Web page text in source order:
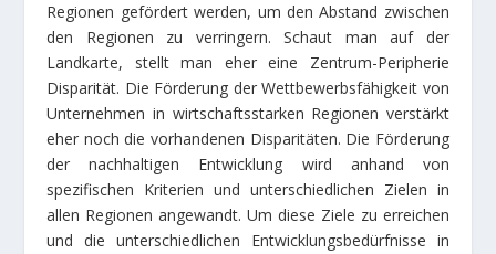
Regionen gefördert werden, um den Abstand zwischen
den Regionen zu verringern. Schaut man auf der
Landkarte, stellt man eher eine Zentrum-Peripherie
Disparität. Die Förderung der Wettbewerbsfähigkeit von
Unternehmen in wirtschaftsstarken Regionen verstärkt
eher noch die vorhandenen Disparitäten. Die Förderung
der nachhaltigen Entwicklung wird anhand von
spezifischen Kriterien und unterschiedlichen Zielen in
allen Regionen angewandt. Um diese Ziele zu erreichen
und die unterschiedlichen Entwicklungsbedürfnisse in